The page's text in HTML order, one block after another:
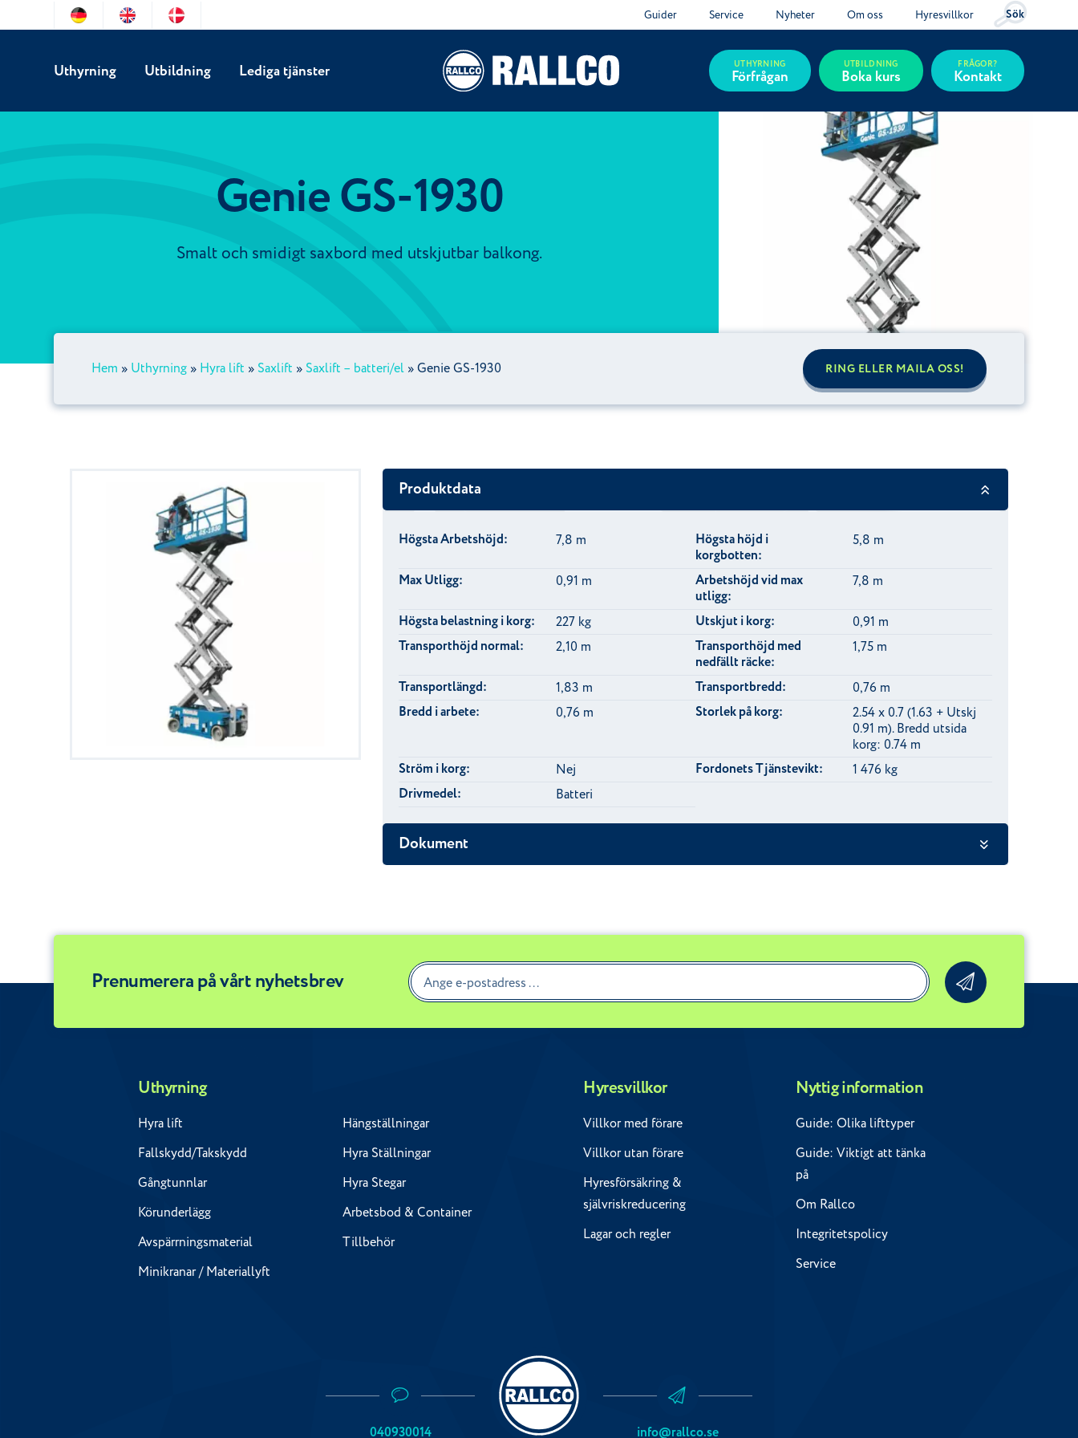
Guider Service Nyheter Om oss Hyresvillkor Sök
Uthyrning Utbildning Lediga tjänster FRÅGOR?
Kontakt
UTBILDNING
Boka kurs
UTHYRNING
Förfrågan
Genie GS-1930
Smalt och smidigt saxbord med utskjutbar balkong.
Hem » Uthyrning » Hyra lift » Saxlift » Saxlift – batteri/el »Genie GS-1930 RING ELLER MAILA OSS!
Produktdata
Högsta Arbetshöjd: 7,8 m
Högsta höjd i
korgbotten:
5,8 m
Max Utligg: 0,91 m
Arbetshöjd vid max
utligg:
7,8 m
Högsta belastning i korg: 227 kg Utskjut i korg: 0,91 m
Transporthöjd normal: 2,10 m
Transporthöjd med
nedfällt räcke:
1,75 m
Transportlängd: 1,83 m Transportbredd: 0,76 m
Bredd i arbete: 0,76 m Storlek på korg:
2.54 x 0.7 (1.63 + Utskj
0.91 m). Bredd utsida
korg: 0.74 m
Ström i korg: Nej Fordonets Tjänstevikt: 1 476 kg
Drivmedel: Batteri
Dokument
Prenumerera på vårt nyhetsbrev
Uthyrning
Hyra lift
Fallskydd/Takskydd
Gångtunnlar
Körunderlägg
Avspärrningsmaterial
Minikranar / Materiallyft
Hängställningar
Hyra Ställningar
Hyra Stegar
Arbetsbod & Container
Tillbehör
Hyresvillkor
Villkor med förare
Villkor utan förare
Hyresförsäkring &
självriskreducering
Lagar och regler
Nyttig information
Guide: Olika lifttyper
Guide: Viktigt att tänka
på
Om Rallco
Integritetspolicy
Service
040930014 info@rallco.se